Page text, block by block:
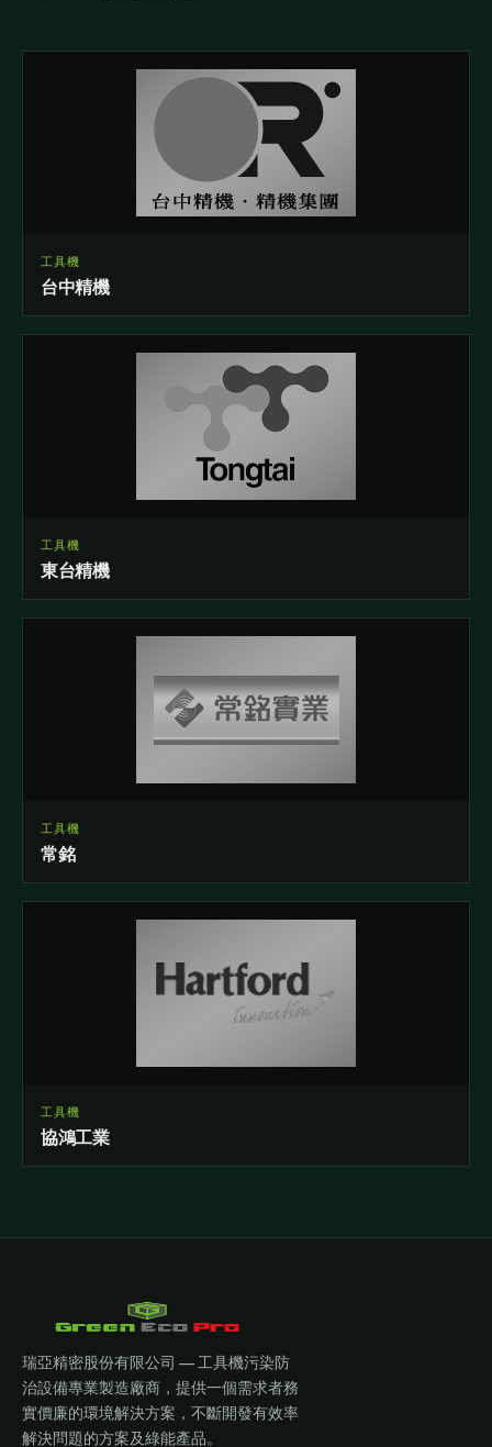
工具機
台中精機
工具機
東台精機
工具機
常銘
工具機
協鴻工業
瑞亞精密股份有限公司 — 工具機污染防
治設備專業製造廠商，提供一個需求者務
實價廉的環境解決方案，不斷開發有效率
解決問題的方案及綠能產品。